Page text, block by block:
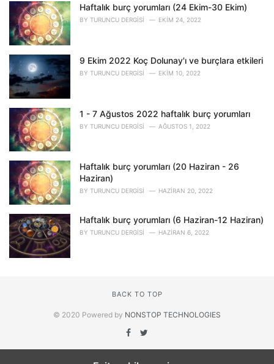
Haftalık burç yorumları (24 Ekim-30 Ekim)
BY TURUNCU DERGISI EKIM 24, 2022
9 Ekim 2022 Koç Dolunay'ı ve burçlara etkileri
BY TURUNCU DERGISI EKIM 10, 2022
1 - 7 Ağustos 2022 haftalık burç yorumları
BY TURUNCU DERGISI AĞUSTOS 1, 2022
Haftalık burç yorumları (20 Haziran - 26
Haziran)
BY TURUNCU DERGISI HAZIRAN 20, 2022
Haftalık burç yorumları (6 Haziran-12 Haziran)
BY TURUNCU DERGISI HAZIRAN 6, 2022
BACK TO TOP
© 2020 Powered by NONSTOP TECHNOLOGIES